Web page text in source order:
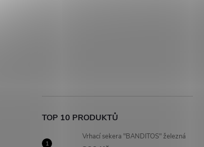
TOP 10 PRODUKTŮ
Vrhací sekera "BANDITOS" železná